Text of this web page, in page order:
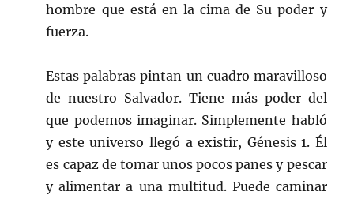
hombre que está en la cima de Su poder y
fuerza.
Estas palabras pintan un cuadro maravilloso
de nuestro Salvador. Tiene más poder del
que podemos imaginar. Simplemente habló
y este universo llegó a existir, Génesis 1. Él
es capaz de tomar unos pocos panes y pescar
y alimentar a una multitud. Puede caminar